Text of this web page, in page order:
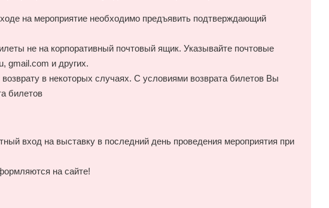
на мероприятие необходимо предъявить подтверждающий
не на корпоративный почтовый ящик. Указывайте почтовые
gmail.com и других.
в некоторых случаях. С условиями возврата билетов Вы
билетов
вход на выставку в последний день проведения мероприятия при
на сайте!